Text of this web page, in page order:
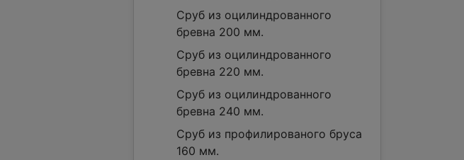
Сруб из оцилиндрованного
бревна 200 мм.
Сруб из оцилиндрованного
бревна 220 мм.
Сруб из оцилиндрованного
бревна 240 мм.
Сруб из профилированого бруса
160 мм.